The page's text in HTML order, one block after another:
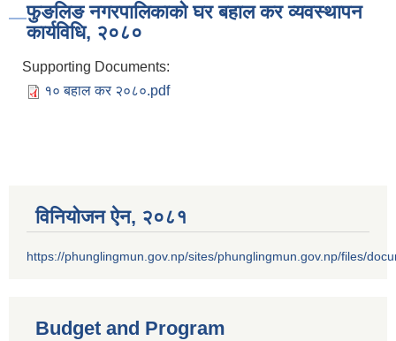
फुङलिङ नगरपालिकाको घर बहाल कर व्यवस्थापन
कार्यविधि, २०८०
Supporting Documents:
१० बहाल कर २०८०.pdf
विनियोजन ऐन‚ २०८१
https://phunglingmun.gov.np/sites/phunglingmun.gov.np/files/
Budget and Program